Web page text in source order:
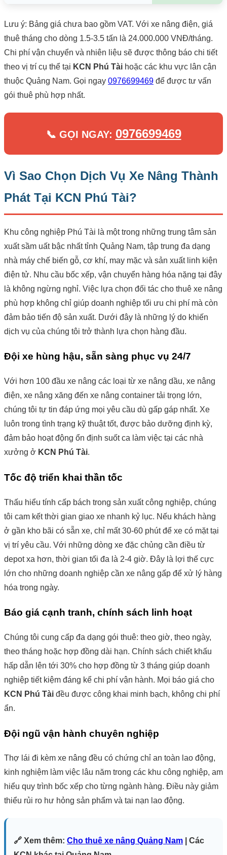
Lưu ý: Bảng giá chưa bao gồm VAT. Với xe nâng điện, giá
thuê tháng cho dòng 1.5-3.5 tấn là 24.000.000 VNĐ/tháng.
Chi phí vận chuyển và nhiên liệu sẽ được thông báo chi tiết
theo vị trí cụ thể tại KCN Phú Tài hoặc các khu vực lân cận
thuộc Quảng Nam. Gọi ngay 0976699469 để được tư vấn
gói thuê phù hợp nhất.
📞 GỌI NGAY: 0976699469
Vì Sao Chọn Dịch Vụ Xe Nâng Thành
Phát Tại KCN Phú Tài?
Khu công nghiệp Phú Tài là một trong những trung tâm sản
xuất sầm uất bậc nhất tỉnh Quảng Nam, tập trung đa dạng
nhà máy chế biến gỗ, cơ khí, may mặc và sản xuất linh kiện
điện tử. Nhu cầu bốc xếp, vận chuyển hàng hóa nặng tại đây
là không ngừng nghỉ. Việc lựa chọn đối tác cho thuê xe nâng
phù hợp không chỉ giúp doanh nghiệp tối ưu chi phí mà còn
đảm bảo tiến độ sản xuất. Dưới đây là những lý do khiến
dịch vụ của chúng tôi trở thành lựa chọn hàng đầu.
Đội xe hùng hậu, sẵn sàng phục vụ 24/7
Với hơn 100 đầu xe nâng các loại từ xe nâng dầu, xe nâng
điện, xe nâng xăng đến xe nâng container tải trọng lớn,
chúng tôi tự tin đáp ứng mọi yêu cầu dù gấp gáp nhất. Xe
luôn trong tình trạng kỹ thuật tốt, được bảo dưỡng định kỳ,
đảm bảo hoạt động ổn định suốt ca làm việc tại các nhà
xưởng ở KCN Phú Tài.
Tốc độ triển khai thần tốc
Thấu hiểu tính cấp bách trong sản xuất công nghiệp, chúng
tôi cam kết thời gian giao xe nhanh kỷ lục. Nếu khách hàng
ở gần kho bãi có sẵn xe, chỉ mất 30-60 phút để xe có mặt tại
vị trí yêu cầu. Với những dòng xe đặc chủng cần điều từ
depot xa hơn, thời gian tối đa là 2-4 giờ. Đây là lợi thế cực
lớn cho những doanh nghiệp cần xe nâng gấp để xử lý hàng
hóa trong ngày.
Báo giá cạnh tranh, chính sách linh hoạt
Chúng tôi cung cấp đa dạng gói thuê: theo giờ, theo ngày,
theo tháng hoặc hợp đồng dài hạn. Chính sách chiết khấu
hấp dẫn lên tới 30% cho hợp đồng từ 3 tháng giúp doanh
nghiệp tiết kiệm đáng kể chi phí vận hành. Mọi báo giá cho
KCN Phú Tài đều được công khai minh bạch, không chi phí
ẩn.
Đội ngũ vận hành chuyên nghiệp
Thợ lái đi kèm xe nâng đều có chứng chỉ an toàn lao động,
kinh nghiệm làm việc lâu năm trong các khu công nghiệp, am
hiểu quy trình bốc xếp cho từng ngành hàng. Điều này giảm
thiểu rủi ro hư hỏng sản phẩm và tai nạn lao động.
🔗 Xem thêm: Cho thuê xe nâng Quảng Nam | Các